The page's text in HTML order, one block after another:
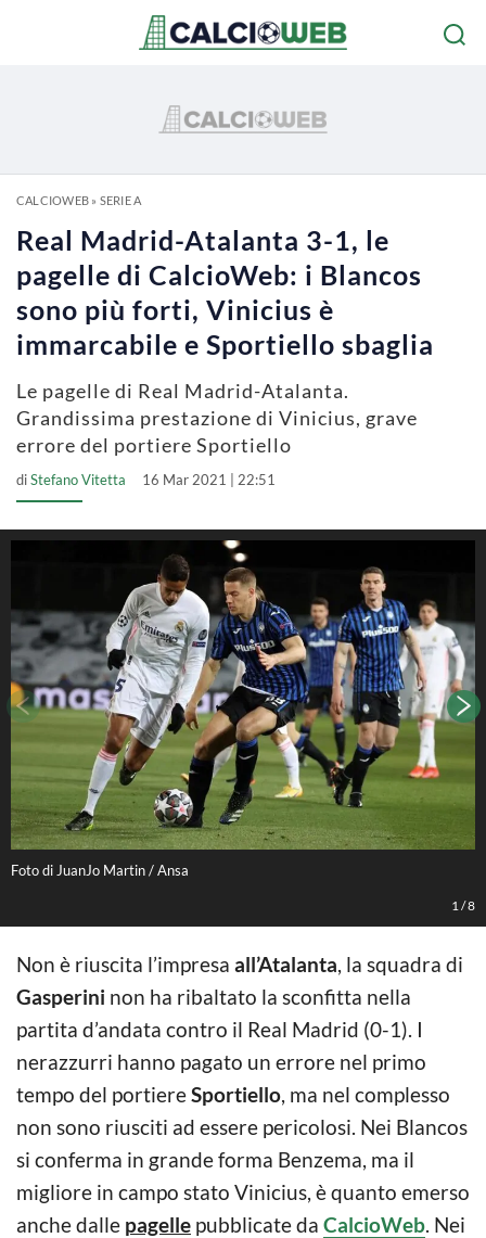
CALCIOWEB» SERIE A
Real Madrid-Atalanta 3-1, le
pagelle di CalcioWeb: i Blancos
sono più forti, Vinicius è
immarcabile e Sportiello sbaglia
Le pagelle di Real Madrid-Atalanta.
Grandissima prestazione di Vinicius, grave
errore del portiere Sportiello
diStefano Vitetta 16 Mar 2021 | 22:51
Foto di JuanJo Martin / Ansa
1 /8
Non è riuscita l’impresa all’Atalanta, la squadra di
Gasperini non ha ribaltato la sconfitta nella
partita d’andata contro il Real Madrid (0-1). I
nerazzurri hanno pagato un errore nel primo
tempo del portiereSportiello, ma nel complesso
non sono riusciti ad essere pericolosi. Nei Blancos
si conferma in grande forma Benzema, ma il
migliore in campo stato Vinicius, è quanto emerso
anche dalle pagelle pubblicate da CalcioWeb. Nei